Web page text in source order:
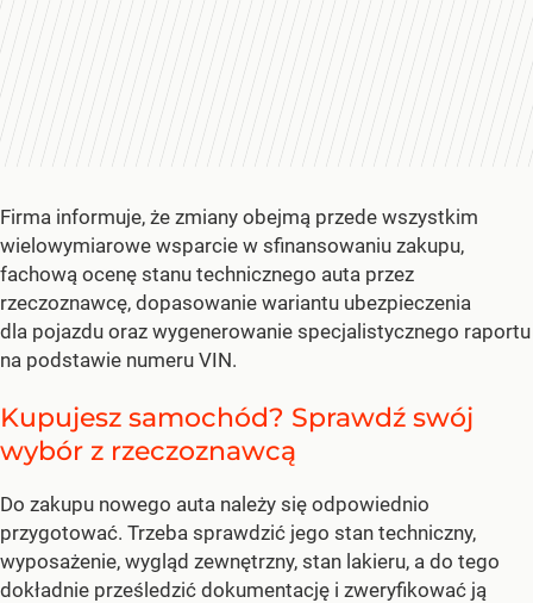
Firma informuje, że zmiany obejmą przede wszystkim
wielowymiarowe wsparcie w sfinansowaniu zakupu,
fachową ocenę stanu technicznego auta przez
rzeczoznawcę, dopasowanie wariantu ubezpieczenia
dla pojazdu oraz wygenerowanie specjalistycznego raportu
na podstawie numeru VIN.
Kupujesz samochód? Sprawdź swój
wybór z rzeczoznawcą
Do zakupu nowego auta należy się odpowiednio
przygotować. Trzeba sprawdzić jego stan techniczny,
wyposażenie, wygląd zewnętrzny, stan lakieru, a do tego
dokładnie prześledzić dokumentację i zweryfikować ją